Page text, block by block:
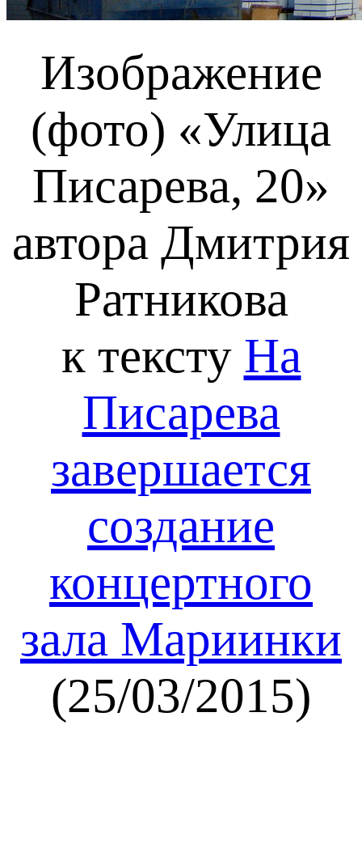
Изображение
(фото) «Улица
Писарева, 20»
автора Дмитрия
Ратникова
к тексту На
Писарева
завершается
создание
концертного
зала Мариинки
(25/03/2015)